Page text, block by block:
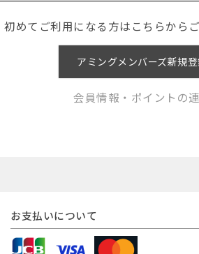
初めてご利用になる方はこちらから
アミングメンバーズ新規
会員情報・ポイントの
お支払いについて